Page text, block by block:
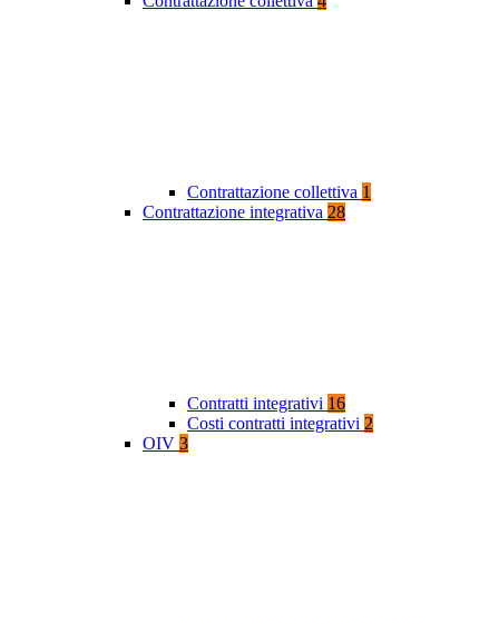
Contrattazione collettiva 1
Contrattazione integrativa 28
Contratti integrativi 16
Costi contratti integrativi 2
OIV 3